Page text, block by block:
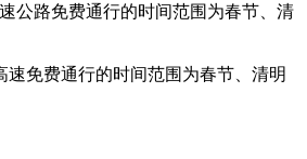
公路免费通行的时间范围为春节、清
免费通行的时间范围为春节、清明